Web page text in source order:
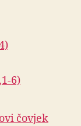
6)
čovjek